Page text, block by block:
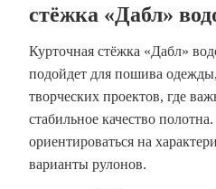
стёжка «Дабл»
Курточная стёжка «Дабл»
подойдет для пошива одежды,
творческих проектов, где
стабильное качество
ориентироваться на
варианты рулонов.